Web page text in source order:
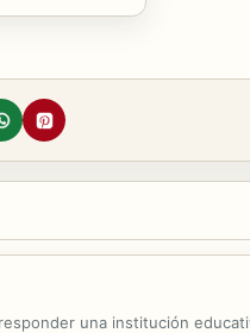
una institución